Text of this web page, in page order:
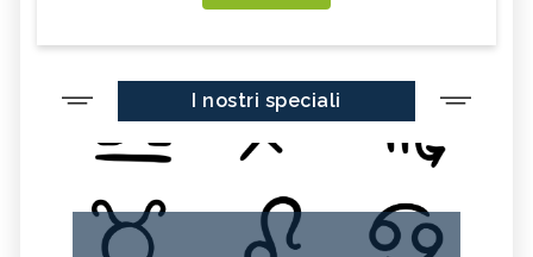
I nostri speciali